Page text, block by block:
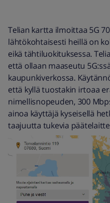
Telian kartta ilmoittaa 5G
lähtökohtaisesti heillä on
eikä tähtiluokituksessa.
että ollaan maaseutu
kaupunkiverkossa.
että kyllä tuostakin irtoaa
nimellisnopeuden, 300
ainoa käyttäjä kyseisellä
taajuutta tukevia